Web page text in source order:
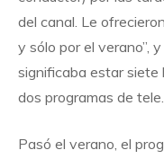
del canal. Le
y sólo por el verano”,
significaba estar siete
dos programas de tele.
Pasó el verano, el